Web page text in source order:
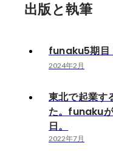
出版と執筆
funaku5期目
2024年2月
東北で起業す
た。funaku
日。
2022年7月